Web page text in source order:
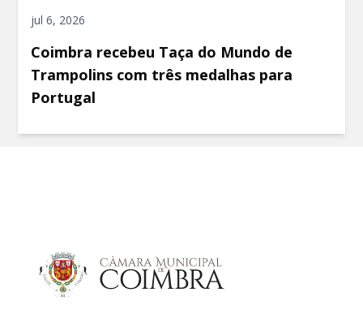
jul 6, 2026
Coimbra recebeu Taça do Mundo de
Trampolins com três medalhas para
Portugal